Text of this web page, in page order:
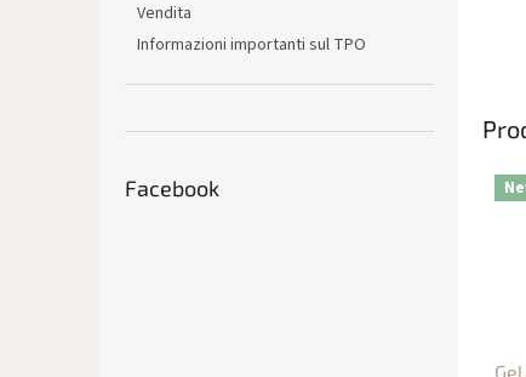
Vendita
Informazioni importanti sul TPO
Facebook